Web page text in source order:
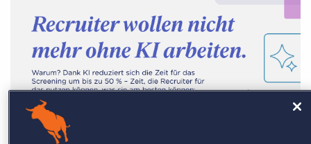
Marktplatz
Unternehmen